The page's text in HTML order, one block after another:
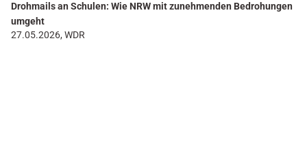
Drohmails an Schulen: Wie NRW mit zunehmenden Bedrohungen
umgeht
27.05.2026, WDR